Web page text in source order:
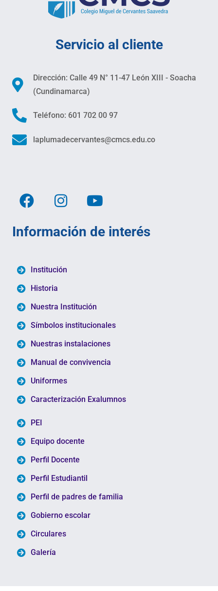
Servicio al cliente
Dirección: Calle 49 N° 11-47 León XIII - Soacha
(Cundinamarca)
Teléfono: 601 702 00 97
laplumadecervantes@cmcs.edu.co
Información de interés
Institución
Historia
Nuestra Institución
Símbolos institucionales
Nuestras instalaciones
Manual de convivencia
Uniformes
Caracterización Exalumnos
PEI
Equipo docente
Perfil Docente
Perfil Estudiantil
Perfil de padres de familia
Gobierno escolar
Circulares
Galería